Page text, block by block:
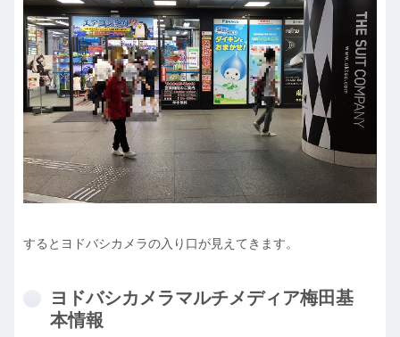
するとヨドバシカメラの入り口が見えてきます。
ヨドバシカメラマルチメディア梅田基
本情報